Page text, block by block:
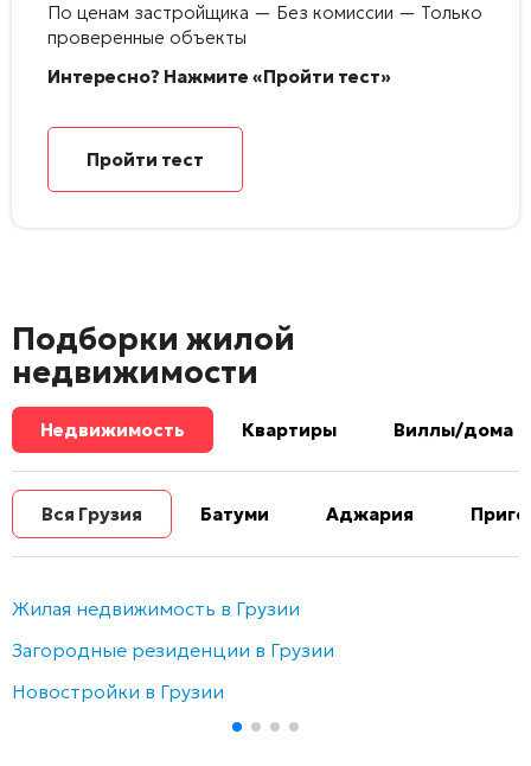
По ценам застройщика — Без комиссии — Только
проверенные объекты
Интересно? Нажмите «Пройти тест»
Пройти тест
Подборки жилой
недвижимости
Недвижимость Квартиры Виллы/дома
Вся Грузия Батуми Аджария
Жилая недвижимость в Грузии
Загородные резиденции в Грузии
Новостройки в Грузии